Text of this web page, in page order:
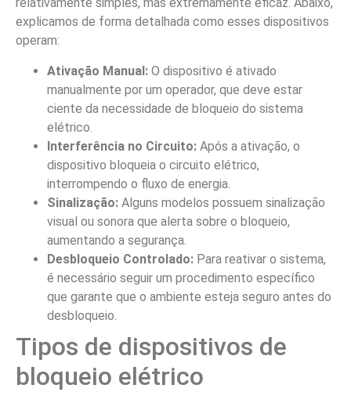
relativamente simples, mas extremamente eficaz. Abaixo,
explicamos de forma detalhada como esses dispositivos
operam:
Ativação Manual: O dispositivo é ativado
manualmente por um operador, que deve estar
ciente da necessidade de bloqueio do sistema
elétrico.
Interferência no Circuito: Após a ativação, o
dispositivo bloqueia o circuito elétrico,
interrompendo o fluxo de energia.
Sinalização: Alguns modelos possuem sinalização
visual ou sonora que alerta sobre o bloqueio,
aumentando a segurança.
Desbloqueio Controlado: Para reativar o sistema,
é necessário seguir um procedimento específico
que garante que o ambiente esteja seguro antes do
desbloqueio.
Tipos de dispositivos de
bloqueio elétrico